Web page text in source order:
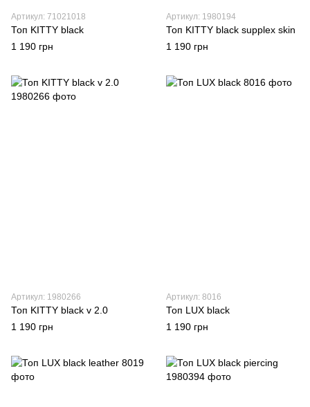
Артикул: 71021018
Топ KITTY black
1 190 грн
Артикул: 1980194
Топ KITTY black supplex skin
1 190 грн
Артикул: 1980266
Топ KITTY black v 2.0
1 190 грн
Артикул: 8016
Топ LUX black
1 190 грн